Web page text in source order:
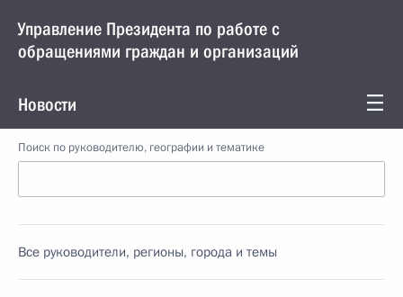
Управление Президента по работе с
обращениями граждан и организаций
Новости
Поиск по руководителю, географии и тематике
Все руководители, регионы, города и темы